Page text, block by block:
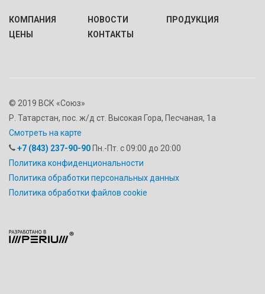
КОМПАНИЯ НОВОСТИ
ПРОДУКЦИЯ
ЦЕНЫ
КОНТАКТЫ
© 2019 ВСК «Союз»
Р. Татарстан, пос. ж/д ст. Высокая Гора, Песчаная, 1а
Смотреть на карте
+7 (843) 237-90-90 Пн.-Пт. с 09:00 до 20:00
Политика конфиденциональности
Политика обработки персональных данных
Политика обработки файлов cookie